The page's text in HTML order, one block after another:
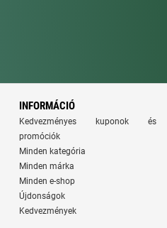
INFORMÁCIÓ
Kedvezményes kuponok és
promóciók
Minden kategória
Minden márka
Minden e-shop
Újdonságok
Kedvezmények